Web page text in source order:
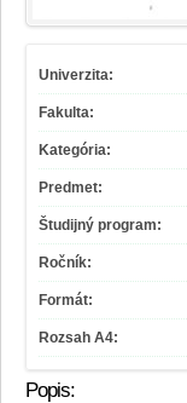
Univerzita:
Fakulta:
Kategória:
Predmet:
Študijný program:
Ročník:
Formát:
Rozsah A4:
Popis: